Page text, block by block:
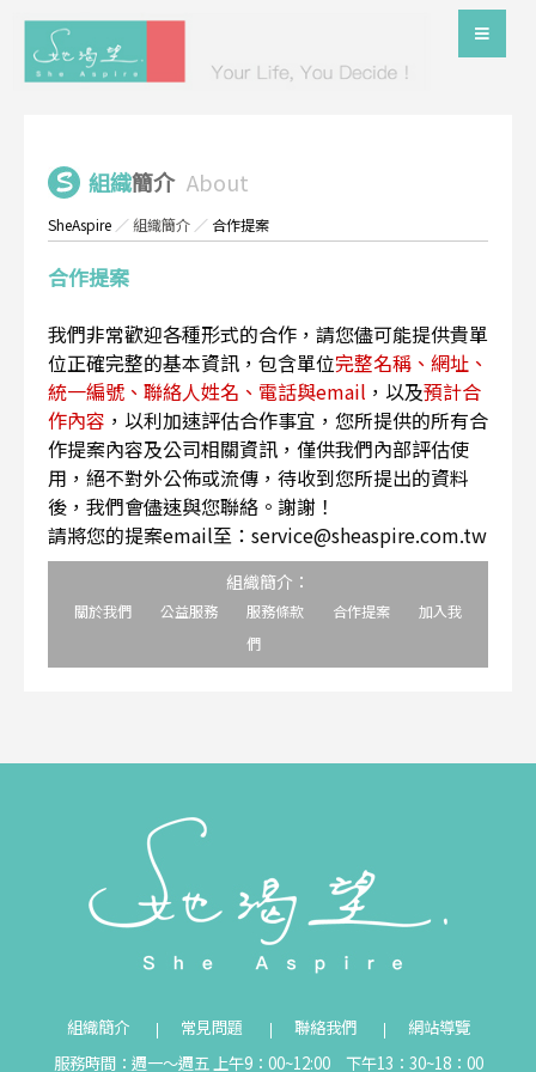
組織簡介 About
SheAspire ／組織簡介 ／ 合作提案
合作提案
我們非常歡迎各種形式的合作，請您儘可能提供貴單
位正確完整的基本資訊，包含單位完整名稱、網址、
統一編號、聯絡人姓名、電話與email ，以及預計合
作內容 ，以利加速評估合作事宜，您所提供的所有合
作提案內容及公司相關資訊，僅供我們內部評估使
用，絕不對外公佈或流傳，待收到您所提出的資料
後，我們會儘速與您聯絡。謝謝！
請將您的提案email至：service@sheaspire.com.tw
組織簡介：
關於我們 公益服務 服務條款 合作提案
加入我
們
組織簡介 常見問題 聯絡我們
網站導覽
服務時間：週一～週五 上午9：00~12:00 下午13：30~18：00